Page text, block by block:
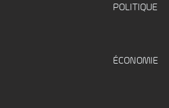
POLITIQUE
ÉCONOMIE